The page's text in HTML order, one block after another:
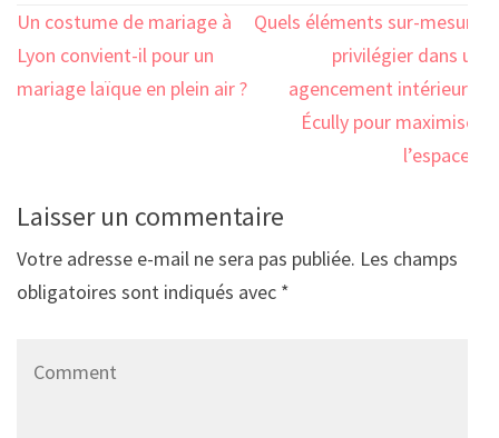
Navigation
de
l’article
Un costume de mariage à
Lyon convient-il pour un
mariage laïque en plein air ?
Quels éléments sur-mesure
privilégier dans un
agencement intérieur à
Écully pour maximiser
l’espace ?
Laisser un commentaire
Votre adresse e-mail ne sera pas publiée. Les champs
obligatoires sont indiqués avec *